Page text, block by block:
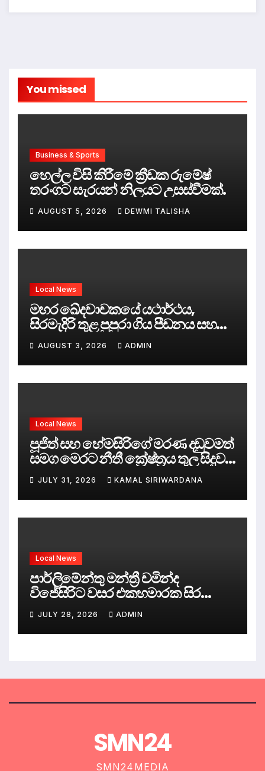
You missed
Business & Sports
හෙල්ල විසි කිරීමේ ක්‍රීඩක රුමේෂ්
තරංගට සැරයන් නිලයට උසස්වීමක්.
AUGUST 5, 2026 DEWMI TALISHA
Local News
මහර ඛේදවාචකයේ යථාර්ථය,
සිරමැදිරි තුළ පුපුරා ගිය පීඩනය සහ
පලිගැනීමේ දේශපාලනය
AUGUST 3, 2026 ADMIN
Local News
පූජිත් සහ හේමසිරිගේ මරණ දඩුවමත්
සමග මෙරට නීතී ක්‍රේෂ්ත්‍රය තුල සිදුව
ඇත්තේ කුමක්ද ?
JULY 31, 2026 KAMAL SIRIWARDANA
Local News
පාර්ලිමේන්තු මන්ත්‍රී චමින්ද
විජේසිරිට වසර එකහමාරක සිර
දඬුවම්.
JULY 28, 2026 ADMIN
SMN24
SMN24MEDIA